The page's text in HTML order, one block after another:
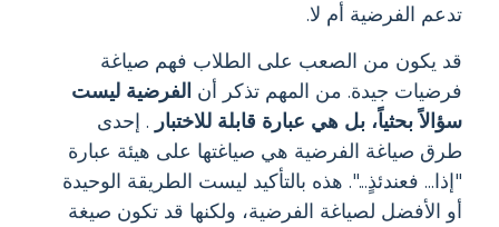
تدعم الفرضية أم لا.
قد يكون من الصعب على الطلاب فهم صياغة
فرضيات جيدة. من المهم تذكر أن الفرضية ليست
سؤالاً بحثياً، بل هي عبارة قابلة للاختبار . إحدى
طرق صياغة الفرضية هي صياغتها على هيئة عبارة
"إذا... فعندئذٍ...". هذه بالتأكيد ليست الطريقة الوحيدة
أو الأفضل لصياغة الفرضية، ولكنها قد تكون صيغة